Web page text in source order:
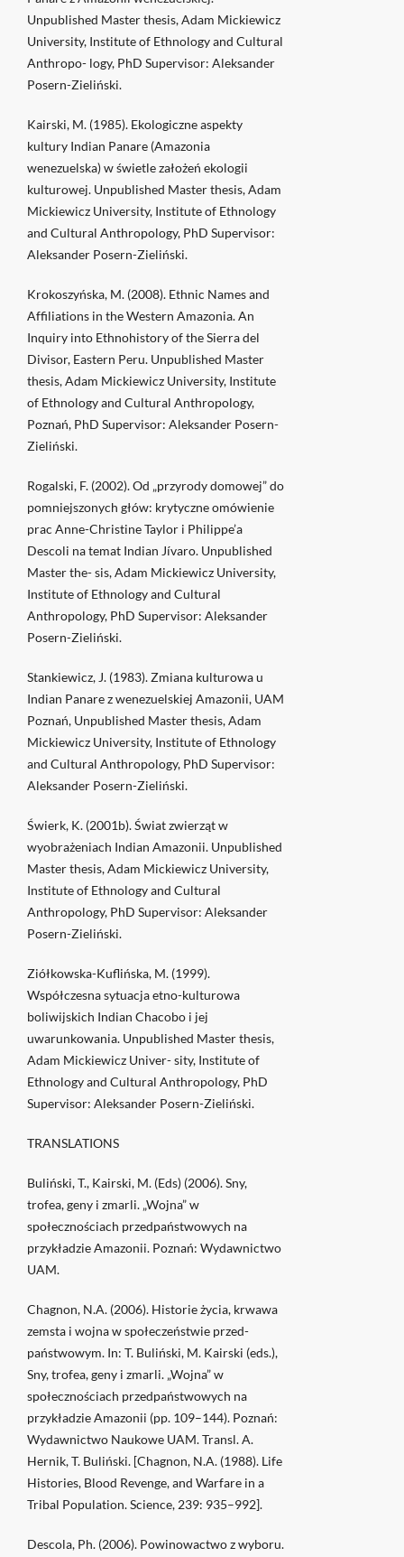
Unpublished Master thesis, Adam Mickiewicz
University, Institute of Ethnology and Cultural
Anthropo- logy, PhD Supervisor: Aleksander
Posern-Zieliński.
Kairski, M. (1985). Ekologiczne aspekty
kultury Indian Panare (Amazonia
wenezuelska) w świetle założeń ekologii
kulturowej. Unpublished Master thesis, Adam
Mickiewicz University, Institute of Ethnology
and Cultural Anthropology, PhD Supervisor:
Aleksander Posern-Zieliński.
Krokoszyńska, M. (2008). Ethnic Names and
Affiliations in the Western Amazonia. An
Inquiry into Ethnohistory of the Sierra del
Divisor, Eastern Peru. Unpublished Master
thesis, Adam Mickiewicz University, Institute
of Ethnology and Cultural Anthropology,
Poznań, PhD Supervisor: Aleksander Posern-
Zieliński.
Rogalski, F. (2002). Od „przyrody domowej” do
pomniejszonych głów: krytyczne omówienie
prac Anne-Christine Taylor i Philippe’a
Descoli na temat Indian Jívaro. Unpublished
Master the- sis, Adam Mickiewicz University,
Institute of Ethnology and Cultural
Anthropology, PhD Supervisor: Aleksander
Posern-Zieliński.
Stankiewicz, J. (1983). Zmiana kulturowa u
Indian Panare z wenezuelskiej Amazonii, UAM
Poznań, Unpublished Master thesis, Adam
Mickiewicz University, Institute of Ethnology
and Cultural Anthropology, PhD Supervisor:
Aleksander Posern-Zieliński.
Świerk, K. (2001b). Świat zwierząt w
wyobrażeniach Indian Amazonii. Unpublished
Master thesis, Adam Mickiewicz University,
Institute of Ethnology and Cultural
Anthropology, PhD Supervisor: Aleksander
Posern-Zieliński.
Ziółkowska-Kuflińska, M. (1999).
Współczesna sytuacja etno-kulturowa
boliwijskich Indian Chacobo i jej
uwarunkowania. Unpublished Master thesis,
Adam Mickiewicz Univer- sity, Institute of
Ethnology and Cultural Anthropology, PhD
Supervisor: Aleksander Posern-Zieliński.
TRANSLATIONS
Buliński, T., Kairski, M. (Eds) (2006). Sny,
trofea, geny i zmarli. „Wojna” w
społecznościach przedpaństwowych na
przykładzie Amazonii. Poznań: Wydawnictwo
UAM.
Chagnon, N.A. (2006). Historie życia, krwawa
zemsta i wojna w społeczeństwie przed-
państwowym. In: T. Buliński, M. Kairski (eds.),
Sny, trofea, geny i zmarli. „Wojna” w
społecznościach przedpaństwowych na
przykładzie Amazonii (pp. 109–144). Poznań:
Wydawnictwo Naukowe UAM. Transl. A.
Hernik, T. Buliński. [Chagnon, N.A. (1988). Life
Histories, Blood Revenge, and Warfare in a
Tribal Population. Science, 239: 935–992].
Descola, Ph. (2006). Powinowactwo z wyboru.